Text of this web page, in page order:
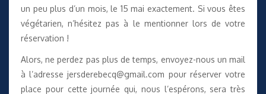
un peu plus d’un mois, le 15 mai exactement. Si vous êtes
végétarien, n’hésitez pas à le mentionner lors de votre
réservation !
Alors, ne perdez pas plus de temps, envoyez-nous un mail
à l’adressejersderebecq@gmail.com pour réserver votre
place pour cette journée qui, nous l’espérons, sera très